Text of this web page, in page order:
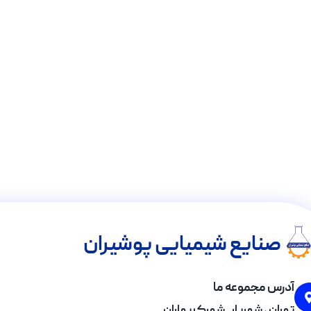
صنایع شیمیایی پوشیران
آدرس مجموعه ما